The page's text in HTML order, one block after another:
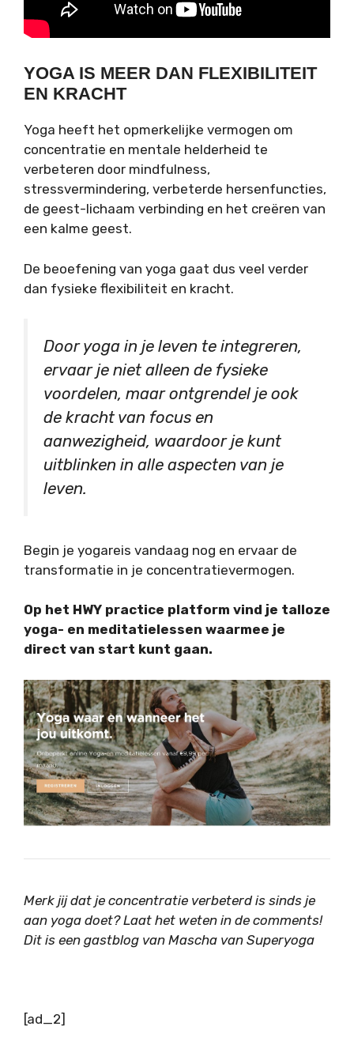
YOGA IS MEER DAN FLEXIBILITEIT
EN KRACHT
Yoga heeft het opmerkelijke vermogen om
concentratie en mentale helderheid te
verbeteren door mindfulness,
stressvermindering, verbeterde hersenfuncties,
de geest-lichaam verbinding en het creëren van
een kalme geest.
De beoefening van yoga gaat dus veel verder
dan fysieke flexibiliteit en kracht.
Door yoga in je leven te integreren,
ervaar je niet alleen de fysieke
voordelen, maar ontgrendel je ook
de kracht van focus en
aanwezigheid, waardoor je kunt
uitblinken in alle aspecten van je
leven.
Begin je yogareis vandaag nog en ervaar de
transformatie in je concentratievermogen.
Op het HWY practice platform vind je talloze
yoga- en meditatielessen waarmee je
direct van start kunt gaan.
Merk jij dat je concentratie verbeterd is sinds je
aan yoga doet? Laat het weten in de comments!
Dit is een gastblog van Mascha van Superyoga
[ad_2]